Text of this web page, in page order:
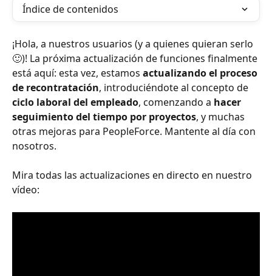
Índice de contenidos
¡Hola, a nuestros usuarios (y a quienes quieran serlo
🙂)! La próxima actualización de funciones finalmente
está aquí: esta vez, estamos actualizando el proceso
de recontratación, introduciéndote al concepto de
ciclo laboral del empleado, comenzando a hacer
seguimiento del tiempo por proyectos, y muchas
otras mejoras para PeopleForce. Mantente al día con
nosotros.
Mira todas las actualizaciones en directo en nuestro
vídeo: